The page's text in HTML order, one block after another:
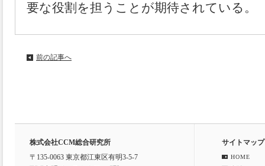
要な役割を担うことが期待されている。
前の記事へ
株式会社CCM総合研究所
〒135-0063 東京都江東区有明3-5-7
サイトマップ
HOME